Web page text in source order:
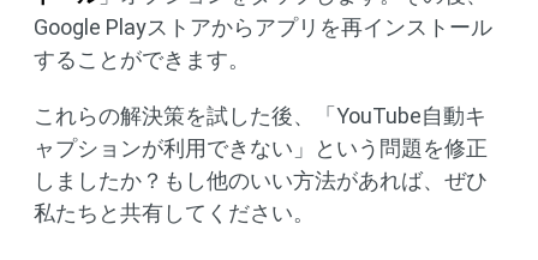
Google Playストアからアプリを再インストール
することができます。
これらの解決策を試した後、「YouTube自動キ
ャプションが利用できない」という問題を修正
しましたか？もし他のいい方法があれば、ぜひ
私たちと共有してください。